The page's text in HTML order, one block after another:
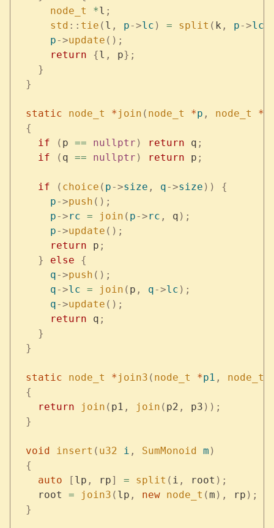
      node_t
*l ;
      std
:: tie ( l , p->lc ) = split ( k , p->lc
      p
->update ();
      return
{l , p};
    }
  }
  static
node_t * join ( node_t *p , node_t *
  {
    if
( p == nullptr ) return q ;
    if
( q == nullptr ) return p ;
    if
( choice ( p->size , q->size ))
{
      p
->push ();
      p
->rc = join ( p->rc , q );
      p
->update ();
      return
p ;
    }
else {
      q
->push ();
      q
->lc = join ( p , q->lc );
      q
->update ();
      return
q ;
    }
  }
  static
node_t * join3 ( node_t *p1 , node_t
  {
    return
join ( p1 , join ( p2 , p3 ));
  }
  void
insert ( u32 i , SumMonoid m )
  {
    auto
[ lp , rp] = split ( i , root );
    root
= join3 ( lp , new node_t (m ), rp );
  }